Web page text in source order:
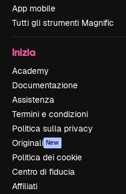
App mobile
Tutti gli strumenti Magnific
Inizia
Academy
Documentazione
Assistenza
Termini e condizioni
Politica sulla privacy
Originali New
Politica dei cookie
Centro di fiducia
Affiliati